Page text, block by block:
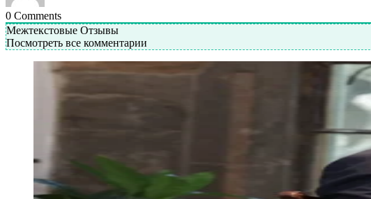
0 Comments
Межтекстовые Отзывы
Посмотреть все комментарии